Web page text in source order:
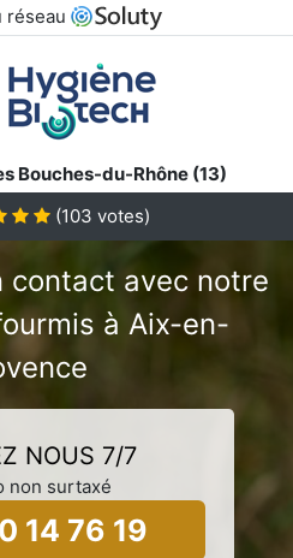
réseau
Bouches-du-Rhône (13)
(103 votes)
contact avec notre
à Aix-en-
NOUS 7/7
non surtaxé
14 76 19